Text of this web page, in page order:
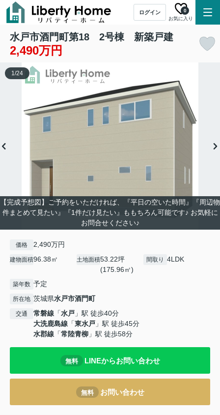
ログイン
お気に入り
0
水戸市酒門町第18 2号棟 新築戸建
2,490万円
【完成予想図】ご予約をいただければ、『平日の空いた時間』『周辺物
件まとめて見たい』『1件だけ見たい』ももちろん可能です♪ お気軽に
お問合せください♪
1/24
価格 2,490万円
建物面積96.38㎡ 土地面積53.22坪
(175.96㎡)
間取り 4LDK
築年数 予定
所在地 茨城県水戸市酒門町
交通 常磐線 「水戸 」駅 徒歩40分
大洗鹿島線 「東水戸 」駅 徒歩45分
水郡線 「常陸青柳 」駅 徒歩58分
無料 LINEからお問い合わせ
無料 お問い合わせ